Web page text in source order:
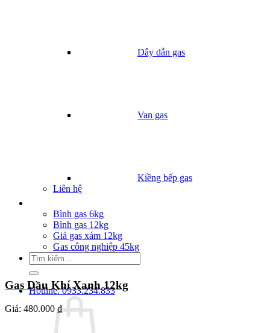
Dây dẫn gas
Van gas
Kiềng bếp gas
Liên hệ
Bình gas 6kg
Bình gas 12kg
Giá gas xám 12kg
Gas công nghiệp 45kg
Tìm
kiếm:
Hotline: 0933.234.833
Gas Dầu Khí Xanh 12kg
Giá: 480.000 ₫